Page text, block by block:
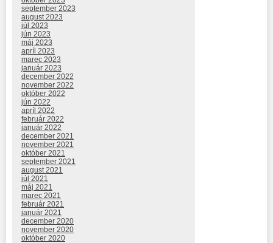
september 2023
august 2023
júl 2023
jún 2023
máj 2023
apríl 2023
marec 2023
január 2023
december 2022
november 2022
október 2022
jún 2022
apríl 2022
február 2022
január 2022
december 2021
november 2021
október 2021
september 2021
august 2021
júl 2021
máj 2021
marec 2021
február 2021
január 2021
december 2020
november 2020
október 2020